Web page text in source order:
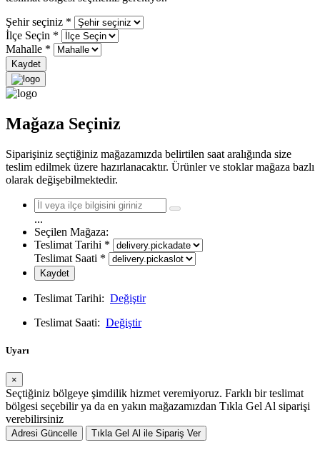
Şehir seçiniz *
İlçe Seçin *
Mahalle *
Kaydet
Mağaza Seçiniz
Siparişiniz seçtiğiniz mağazamızda belirtilen saat aralığında size
teslim edilmek üzere hazırlanacaktır. Ürünler ve stoklar mağaza bazlı
olarak değişebilmektedir.
...
Seçilen Mağaza:
Teslimat Tarihi *
Teslimat Saati *
Kaydet
Teslimat Tarihi: Değiştir
Teslimat Saati: Değiştir
Uyarı
×
Seçtiğiniz bölgeye şimdilik hizmet veremiyoruz. Farklı bir teslimat
bölgesi seçebilir ya da en yakın mağazamızdan Tıkla Gel Al siparişi
verebilirsiniz
Adresi Güncelle Tıkla Gel Al ile Sipariş Ver